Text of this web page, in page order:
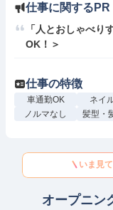
仕事に関するPR
「人とおしゃべり
OK！＞
仕事の特徴
車通勤OK ネイ
ノルマなし
髪型・
いま見
オープニン